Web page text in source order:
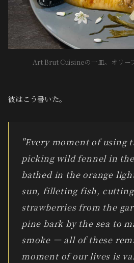
Art Brut Cuisineの一皿。オリー
彼はこう書いた。
"Every moment of using
picking wild fennel in
bathed in the orange
sun, filleting fish,
strawberries from the
pine bark by the sea to
smoke — all of these
moment of our lives is